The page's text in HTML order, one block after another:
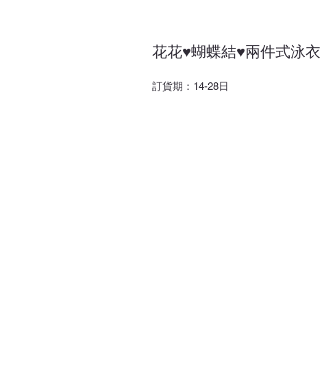
花花♥蝴蝶結♥兩件式泳衣
訂貨期：14-28日